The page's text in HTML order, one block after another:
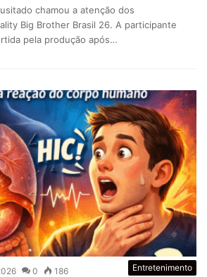
chamou a atenção dos
Big Brother Brasil 26. A participante
pela produção após…
Entretenimento
0 186